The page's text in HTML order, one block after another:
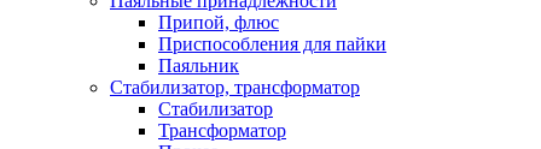
Припой, флюс
Приспособления для пайки
Паяльник
Стабилизатор, трансформатор
Стабилизатор
Трансформатор